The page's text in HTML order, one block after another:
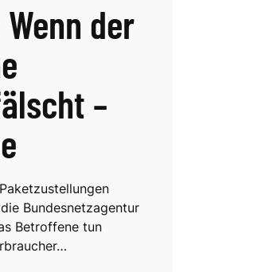
der
–
Bundesnetzagentur
Betroffene tun